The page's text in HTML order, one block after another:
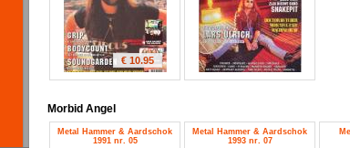
€ 10.95
Morbid Angel
Metal Hammer & Aardschok
1991 nr. 05
Metal Hammer & Aardschok
1993 nr. 07